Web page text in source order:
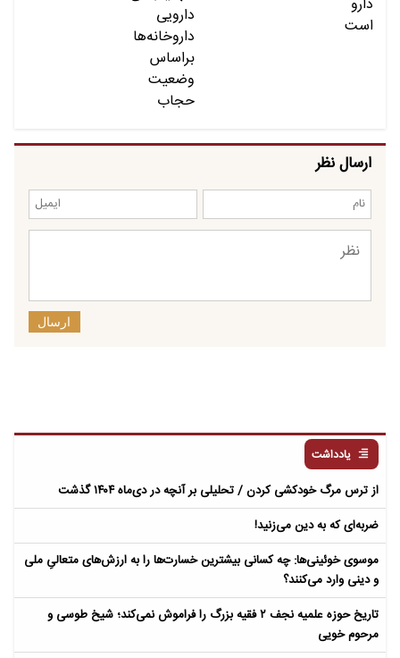
ارسال نظر
ارسال
یادداشت
از ترس مرگ خودکشی کردن / تحلیلی بر آنچه در دی‌ماه ۱۴۰۴ گذشت
ضربه‌ای که به دین می‌زنید!
موسوی خوئینی‌ها: چه کسانی بیشترین خسارت‌ها را به ارزش‌های متعالیِ ملی
و دینی وارد می‌کنند؟
تاریخ حوزه علمیه نجف ۲ فقیه بزرگ را فراموش نمی‌کند؛ شیخ طوسی و
مرحوم خویی